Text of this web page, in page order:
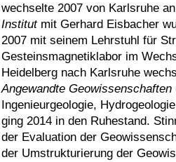
wechselte 2007 von Karlsruhe
Institutmit Gerhard Eisbacher
2007 mit seinem Lehrstuhl für
Gesteinsmagnetiklabor im
Heidelberg nach Karlsruhe
Angewandte Geowissenschaften
Ingenieurgeologie,
ging 2014 in den Ruhestand.
der Evaluation der
der Umstrukturierung der